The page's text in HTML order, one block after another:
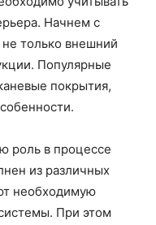
Начнем с
только внешний
Популярные
покрытия,
роль в процессе
из различных
необходимую
При этом